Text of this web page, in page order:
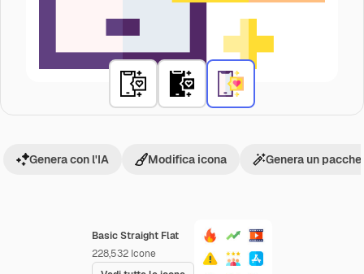
Basic Straight Flat
228,532 Icone
Genera con l'IA Modifica icona Genera un